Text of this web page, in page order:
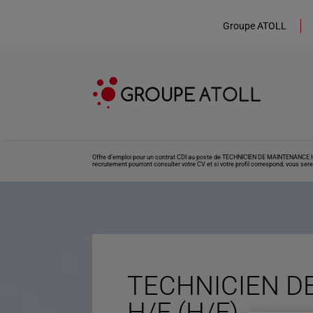
Groupe ATOLL
Offre d’emploi pour un contrat CDI au poste de TECHNICIEN DE
recrutement pourront consulter votre CV et si votre profil correspond, vous
TECHNICIEN